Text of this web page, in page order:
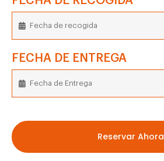
FECHA DE ENTREGA
Reservar Ahora